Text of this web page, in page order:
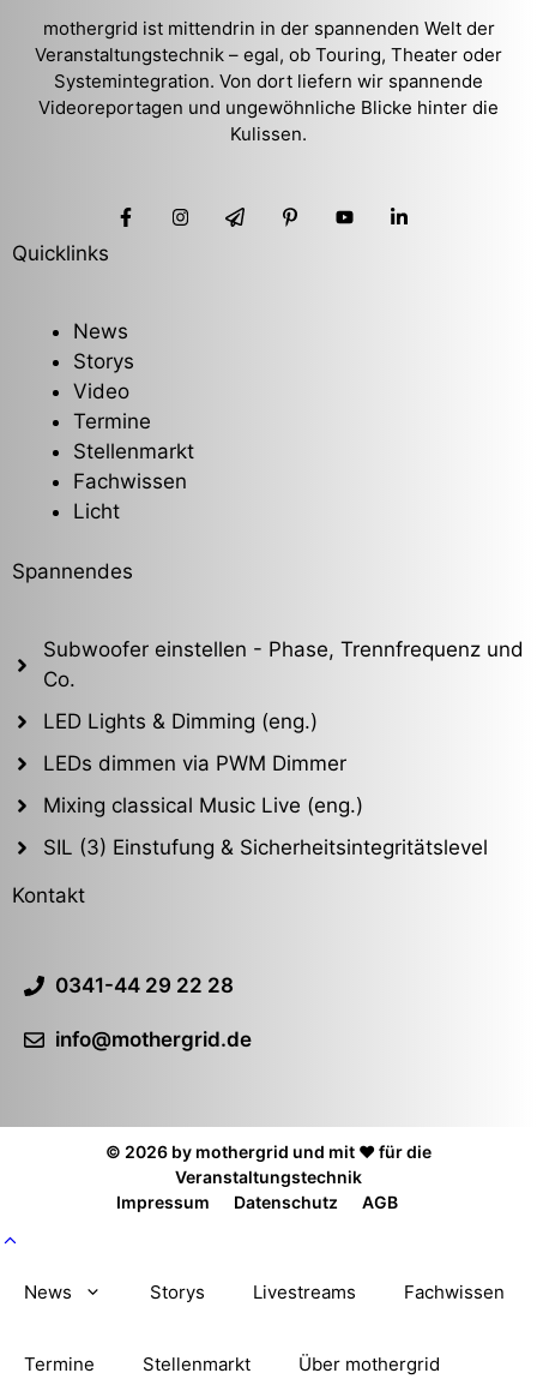
mothergrid ist mittendrin in der spannenden Welt der
Veranstaltungstechnik – egal, ob Touring, Theater oder
Systemintegration. Von dort liefern wir spannende
Videoreportagen und ungewöhnliche Blicke hinter die
Kulissen.
Quicklinks
News
Storys
Video
Termine
Stellenmarkt
Fachwissen
Licht
Spannendes
Subwoofer einstellen - Phase, Trennfrequenz und
Co.
LED Lights & Dimming (eng.)
LEDs dimmen via PWM Dimmer
Mixing classical Music Live (eng.)
SIL (3) Einstufung & Sicherheitsintegritätslevel
Kontakt
0341-44 29 22 28
info@mothergrid.de
© 2026 by mothergrid und mit ❤️ für die
Veranstaltungstechnik
Impressum
Datenschutz AGB
News Storys Livestreams Fachwissen
Termine Stellenmarkt Über mothergrid